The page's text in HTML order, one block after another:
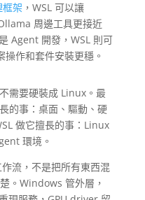
架 ，WSL 可以讓
周邊工具更接近
Agent 開發，WSL 則可
作和套件安裝更穩。
需要硬裝成 Linux。最
的事：桌面、驅動、硬
做它擅長的事：Linux
環境。
流，不是把所有東西混
。Windows 管外層，